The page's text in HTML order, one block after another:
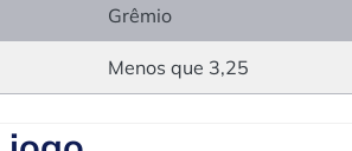
Grêmio
Menos que 3,25